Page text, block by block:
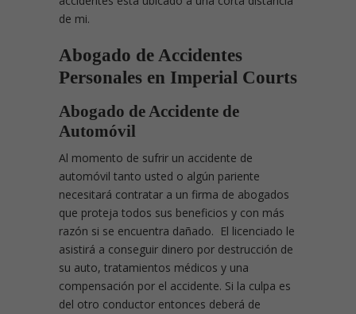
de mi.
Abogado de Accidentes
Personales en Imperial Courts
Abogado de Accidente de
Automóvil
Al momento de sufrir un accidente de
automóvil tanto usted o algún pariente
necesitará contratar a un firma de abogados
que proteja todos sus beneficios y con más
razón si se encuentra dañado. El licenciado le
asistirá a conseguir dinero por destrucción de
su auto, tratamientos médicos y una
compensación por el accidente. Si la culpa es
del otro conductor entonces deberá de